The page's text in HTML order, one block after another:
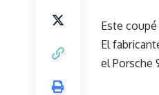
Este
El
el Porsche